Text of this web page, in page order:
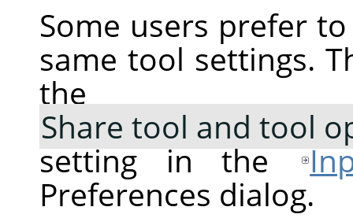
Some users prefer
same tool settings.
the
Share tool and tool
setting in the
Preferences dialog.